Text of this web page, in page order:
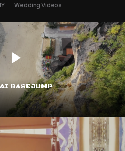
Wedding Videos
BASEJUMP